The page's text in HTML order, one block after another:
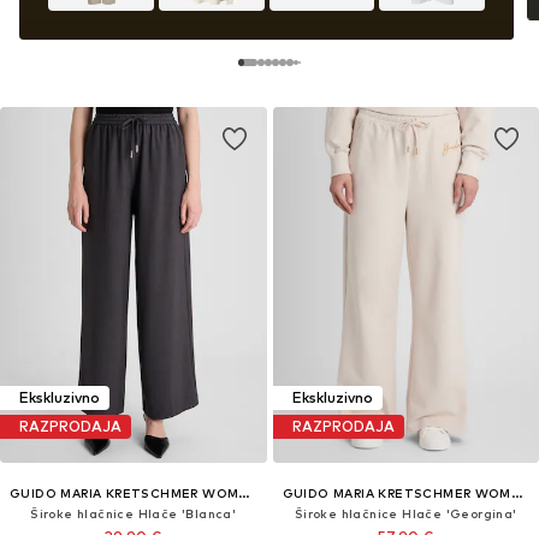
Ekskluzivno
RAZPRODAJA
GUIDO MARIA KRETSCHMER WOMEN
Široke hlačnice Hlače 'Blanca'
Ekskluzivno
RAZPRODAJA
GUIDO MARIA KRETSCHMER WOMEN
Široke hlačnice Hlače 'Georgina'